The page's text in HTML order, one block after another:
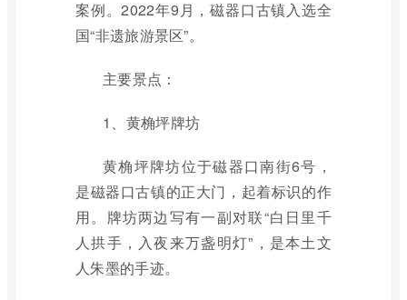
案例。2022年9月，磁器口古镇入选全
国“非遗旅游景区”。
主要景点：
1、黄桷坪牌坊
黄桷坪牌坊位于磁器口南街6号，
是磁器口古镇的正大门，起着标识的作
用。牌坊两边写有一副对联“白日里千
人拱手，入夜来万盏明灯”，是本土文
人朱墨的手迹。